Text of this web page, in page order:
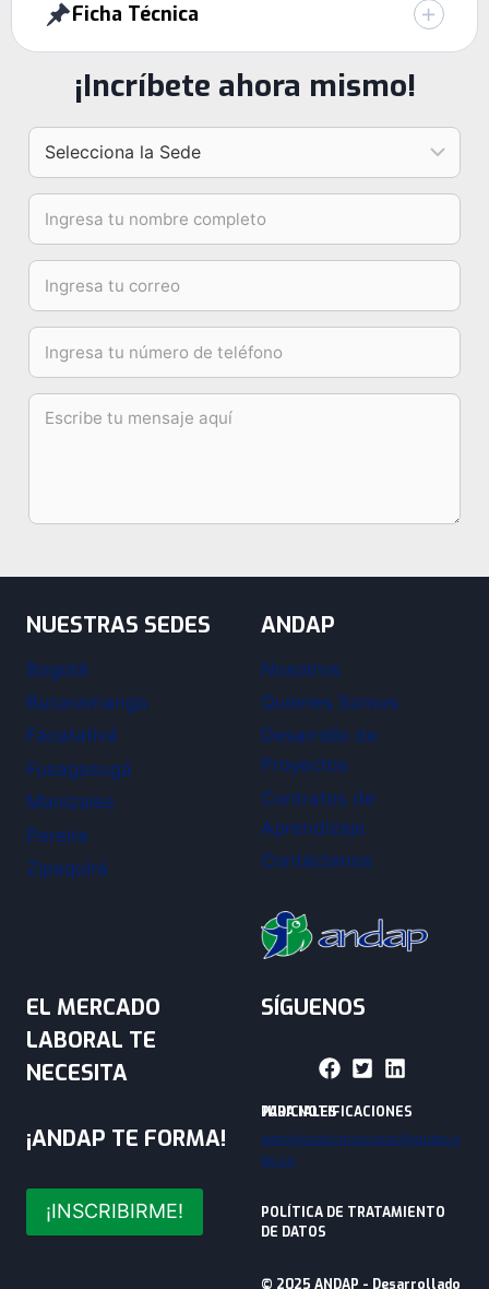
Ficha Técnica
¡Incríbete ahora mismo!
NUESTRAS SEDES
Bogotá
Bucaramanga
Facatativá
Fusagasugá
Manizales
Pereira
Zipaquirá
ANDAP
Nosotros
Quienes Somos
Desarrollo de
Proyectos
Contratos de
Aprendizaje
Contáctenos
EL MERCADO
LABORAL TE
NECESITA
¡ANDAP TE FORMA!
¡INSCRIBIRME!
SÍGUENOS
PARA NOTIFICACIONES JUDICIALES
administrativanacional@andap.e
du.co
POLÍTICA DE TRATAMIENTO
DE DATOS
© 2025 ANDAP - Desarrollado